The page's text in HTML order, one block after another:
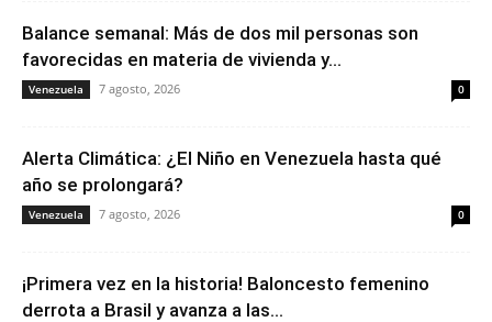
Balance semanal: Más de dos mil personas son
favorecidas en materia de vivienda y...
Venezuela 7 agosto, 2026 0
Alerta Climática: ¿El Niño en Venezuela hasta qué
año se prolongará?
Venezuela 7 agosto, 2026 0
¡Primera vez en la historia! Baloncesto femenino
derrota a Brasil y avanza a las...